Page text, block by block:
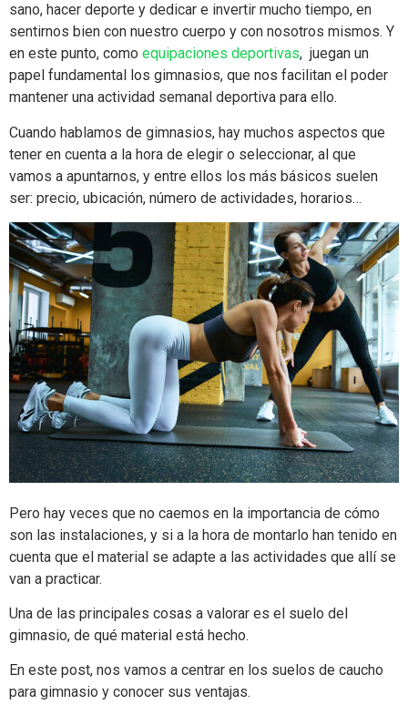
sano, hacer deporte y dedicar e invertir mucho tiempo, en
sentirnos bien con nuestro cuerpo y con nosotros mismos. Y
en este punto, como equipaciones deportivas, juegan un
papel fundamental los gimnasios, que nos facilitan el poder
mantener una actividad semanal deportiva para ello.
Cuando hablamos de gimnasios, hay muchos aspectos que
tener en cuenta a la hora de elegir o seleccionar, al que
vamos a apuntarnos, y entre ellos los más básicos suelen
ser: precio, ubicación, número de actividades, horarios…
Pero hay veces que no caemos en la importancia de cómo
son las instalaciones, y si a la hora de montarlo han tenido en
cuenta que el material se adapte a las actividades que allí se
van a practicar.
Una de las principales cosas a valorar es el suelo del
gimnasio, de qué material está hecho.
En este post, nos vamos a centrar en los suelos de caucho
para gimnasio y conocer sus ventajas.